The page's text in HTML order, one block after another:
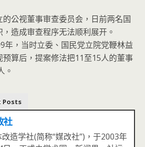
的公视董事审查委员会，日前两名国
造成审查程序无法顺利展开。
年，当时立委、国民党立院党鞭林益
算后，提案修法把11至15人的董事
。
Posts
社
造学社(简称“媒改社”)，于2003年